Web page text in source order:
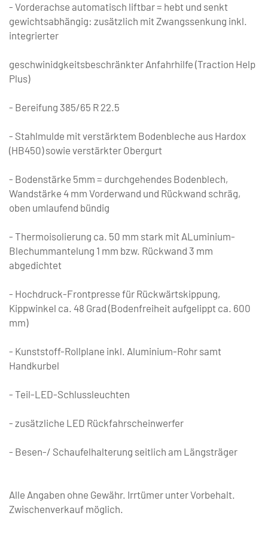
- Vorderachse automatisch liftbar = hebt und senkt
gewichtsabhängig: zusätzlich mit Zwangssenkung inkl.
integrierter
geschwinidgkeitsbeschränkter Anfahrhilfe (Traction Help
Plus)
- Bereifung 385/65 R 22.5
- Stahlmulde mit verstärktem Bodenbleche aus Hardox
(HB450) sowie verstärkter Obergurt
- Bodenstärke 5mm = durchgehendes Bodenblech,
Wandstärke 4 mm Vorderwand und Rückwand schräg,
oben umlaufend bündig
- Thermoisolierung ca. 50 mm stark mit ALuminium-
Blechummantelung 1 mm bzw. Rückwand 3 mm
abgedichtet
- Hochdruck-Frontpresse für Rückwärtskippung,
Kippwinkel ca. 48 Grad (Bodenfreiheit aufgelippt ca. 600
mm)
- Kunststoff-Rollplane inkl. Aluminium-Rohr samt
Handkurbel
- Teil-LED-Schlussleuchten
- zusätzliche LED Rückfahrscheinwerfer
- Besen-/ Schaufelhalterung seitlich am Längsträger
Alle Angaben ohne Gewähr. Irrtümer unter Vorbehalt.
Zwischenverkauf möglich.